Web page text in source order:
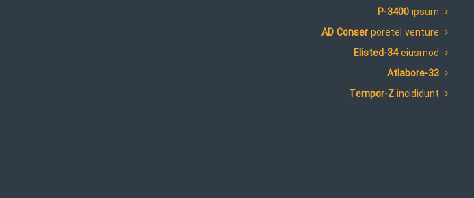
P-3400ipsum
AD Conserporetel venture
Elisted-34eiusmod
Atlabore-33
Tempor-Zincididunt